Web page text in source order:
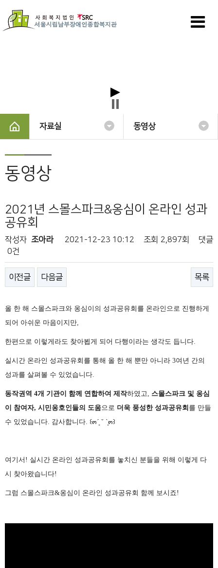
자료실 동영상
동영상
2021년 스몰스파크&옹심이 온라인 성과
공유회
작성자 조아라 2021-12-23 10:12 조회 2,897회
댓글
0건
이전글 다음글 목록
올 한 해 스몰스파크와 옹심이의 성과공유회를 온라인으로 진행하게
되어 아쉬운 마음이지만,
한편으로 이렇게라도 찾아뵙게 되어 다행이라는 생각도 듭니다.
실시간 온라인 성과공유회를 통해 올 한 해 뿐만 아니라 3여년 간의
성과를 살펴볼 수 있었습니다.
동작권역 4개 기관이 함께 연합하여 제작하였고, 스몰스파크 및 옹심
이 참여자, 시민옹호인들의 도움으로 더욱 풍성한 성과공유회 를 만들
수 있었습니다. 감사합니다. ꒰๓´ ͈ ˘ `͈๓꒱
여기서! 실시간 온라인 성과공유회를 놓치신 분들을 위해 이렇게 다
시 찾아왔습니다!
그럼 스몰스파크&옹심이 온라인 성과공유회 함께 보시죠!